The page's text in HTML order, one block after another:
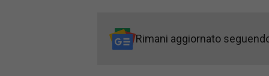
Rimani aggiornato